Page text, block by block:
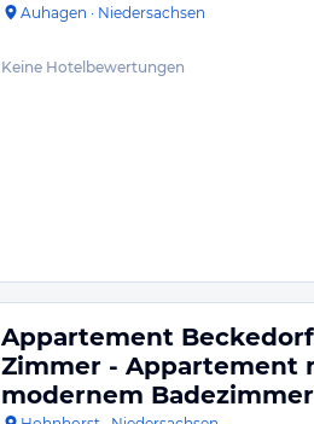
Auhagen · Niedersachsen
Keine Hotelbewertungen
Appartement Beckedorf
Zimmer - Appartement
modernem